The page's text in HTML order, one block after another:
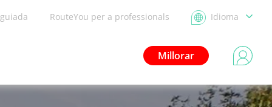
RouteYou per a professionals Idioma
Millorar